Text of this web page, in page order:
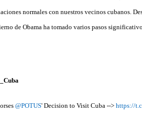
normales con nuestros vecinos cubanos.
de Obama ha tomado varios pasos
@POTUS' Decision to Visit Cuba --> https://